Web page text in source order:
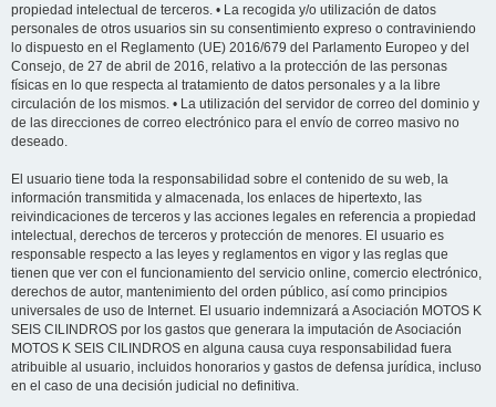
propiedad intelectual de terceros. • La recogida y/o utilización de datos
personales de otros usuarios sin su consentimiento expreso o contraviniendo
lo dispuesto en el Reglamento (UE) 2016/679 del Parlamento Europeo y del
Consejo, de 27 de abril de 2016, relativo a la protección de las personas
físicas en lo que respecta al tratamiento de datos personales y a la libre
circulación de los mismos. • La utilización del servidor de correo del dominio y
de las direcciones de correo electrónico para el envío de correo masivo no
deseado.
El usuario tiene toda la responsabilidad sobre el contenido de su web, la
información transmitida y almacenada, los enlaces de hipertexto, las
reivindicaciones de terceros y las acciones legales en referencia a propiedad
intelectual, derechos de terceros y protección de menores. El usuario es
responsable respecto a las leyes y reglamentos en vigor y las reglas que
tienen que ver con el funcionamiento del servicio online, comercio electrónico,
derechos de autor, mantenimiento del orden público, así como principios
universales de uso de Internet. El usuario indemnizará a Asociación MOTOS K
SEIS CILINDROS por los gastos que generara la imputación de Asociación
MOTOS K SEIS CILINDROS en alguna causa cuya responsabilidad fuera
atribuible al usuario, incluidos honorarios y gastos de defensa jurídica, incluso
en el caso de una decisión judicial no definitiva.